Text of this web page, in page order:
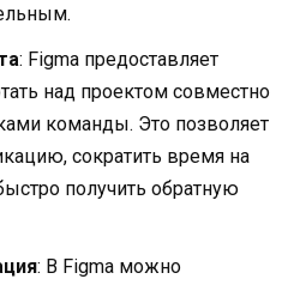
: Figma предоставляет
над проектом совместно
команды. Это позволяет
сократить время на
получить обратную
: В Figma можно